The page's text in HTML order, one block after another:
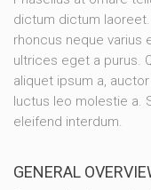
dictum dictum
rhoncus neque varius
ultrices eget a purus.
aliquet ipsum a,
luctus leo molestie a.
eleifend interdum.
GENERAL